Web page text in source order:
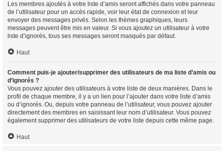
Les membres ajoutés à votre liste d’amis seront affichés dans votre panneau
de l’utilisateur pour un accès rapide, voir leur état de connexion et leur
envoyer des messages privés. Selon les thèmes graphiques, leurs
messages peuvent être mis en valeur. Si vous ajoutez un utilisateur à votre
liste d’ignorés, tous ses messages seront masqués par défaut.
Haut
Comment puis-je ajouter/supprimer des utilisateurs de ma liste d’amis ou
d’ignorés ?
Vous pouvez ajouter des utilisateurs à votre liste de deux manières. Dans le
profil de chaque membre, il y a un lien pour l’ajouter dans votre liste d’amis
ou d’ignorés. Ou, depuis votre panneau de l’utilisateur, vous pouvez ajouter
directement des membres en saisissant leur nom d’utilisateur. Vous pouvez
également supprimer des utilisateurs de votre liste depuis cette même page.
Haut